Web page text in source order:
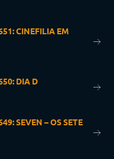
CINEFILIA EM
DIA D
SEVEN – OS SETE